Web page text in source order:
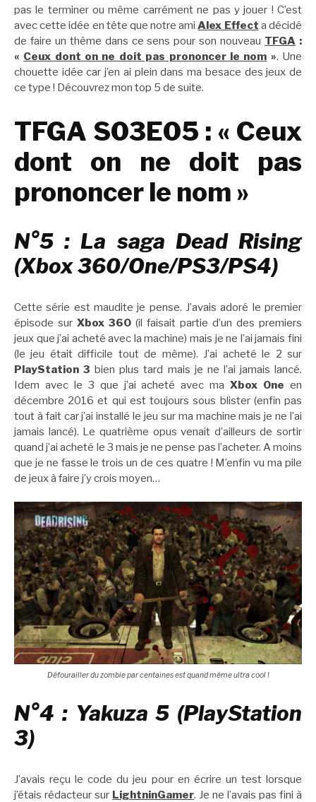
pas le terminer ou même carrément ne pas y jouer ! C’est
avec cette idée en tête que notre amiAlex Effect a décidé
de faire un thème dans ce sens pour son nouveau TFGA :
« Ceux dont on ne doit pas prononcer le nom ». Une
chouette idée car j’en ai plein dans ma besace des jeux de
ce type ! Découvrez mon top 5 de suite.
TFGA S03E05 : « Ceux
dont on ne doit pas
prononcer le nom »
N°5 : La saga Dead Rising
(Xbox 360/One/PS3/PS4)
Cette série est maudite je pense. J’avais adoré le premier
épisode sur Xbox 360 (il faisait partie d’un des premiers
jeux que j’ai acheté avec la machine) mais je ne l’ai jamais fini
(le jeu était difficile tout de même). J’ai acheté le 2 sur
PlayStation 3 bien plus tard mais je ne l’ai jamais lancé.
Idem avec le 3 que j’ai acheté avec maXbox One en
décembre 2016 et qui est toujours sous blister (enfin pas
tout à fait car j’ai installé le jeu sur ma machine mais je ne l’ai
jamais lancé). Le quatrième opus venait d’ailleurs de sortir
quand j’ai acheté le 3 mais je ne pense pas l’acheter. A moins
que je ne fasse le trois un de ces quatre ! M’enfin vu ma pile
de jeux à faire j’y crois moyen…
Défourailler du zombie par centaines est quand même ultra cool !
N°4 : Yakuza 5 (PlayStation
3)
J’avais reçu le code du jeu pour en écrire un test lorsque
j’étais rédacteur sur LightninGamer. Je ne l’avais pas fini à